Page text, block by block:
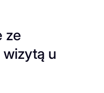
ze
u